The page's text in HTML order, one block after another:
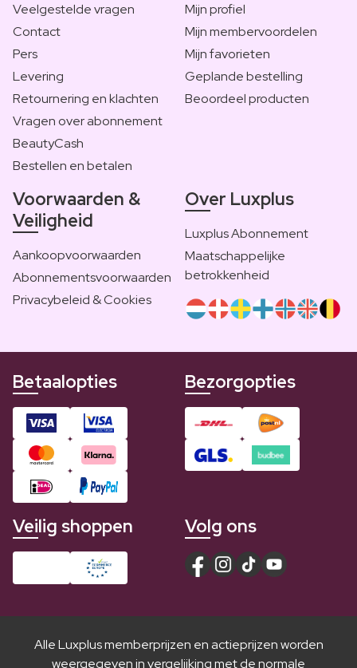
Veelgestelde vragen
Contact
Pers
Levering
Retournering en klachten
Vragen over abonnement
BeautyCash
Bestellen en betalen
Mijn profiel
Mijn membervoordelen
Mijn favorieten
Geplande bestelling
Beoordeel producten
Voorwaarden &
Veiligheid
Aankoopvoorwaarden
Abonnementsvoorwaarden
Privacybeleid & Cookies
Over Luxplus
Luxplus Abonnement
Maatschappelijke
betrokkenheid
Betaalopties Bezorgopties
Veilig shoppen Volg ons
Alle Luxplus memberprijzen en actieprijzen worden
weergegeven in vergelijking met de normale